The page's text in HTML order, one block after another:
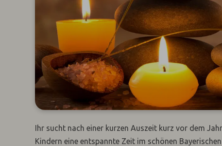
Ihr sucht nach einer kurzen Auszeit kurz vor dem
Kindern eine entspannte Zeit im schönen